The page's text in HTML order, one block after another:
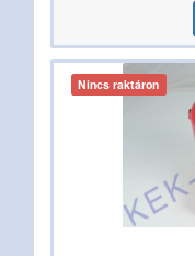
Nincs raktáron